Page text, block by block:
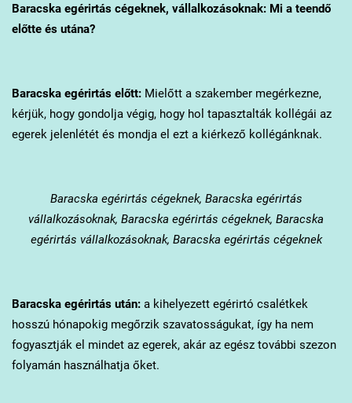
Baracskaegérirtás cégeknek, vállalkozásoknak: Mi a teendő
előtte és utána?
Baracskaegérirtás előtt:Mielőtt a szakember megérkezne,
kérjük, hogy gondolja végig, hogy hol tapasztalták kollégái az
egerek jelenlétét és mondja el ezt a kiérkező kollégánknak.
Baracska egérirtás cégeknek, Baracska egérirtás
vállalkozásoknak, Baracska egérirtás cégeknek, Baracska
egérirtás vállalkozásoknak, Baracska egérirtás cégeknek
Baracskaegérirtás után:a kihelyezett egérirtó csalétkek
hosszú hónapokig megőrzik szavatosságukat, így ha nem
fogyasztják el mindet az egerek, akár az egész további szezon
folyamán használhatja őket.